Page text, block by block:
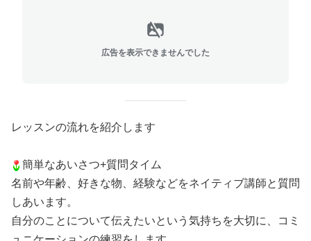
広告を表示できませんでした
レッスンの流れを紹介します
簡単なあいさつ+質問タイム
名前や年齢、好きな物、経験などをネイティブ講師と質問
しあいます。
自分のことについて伝えたいという気持ちを大切に、コミ